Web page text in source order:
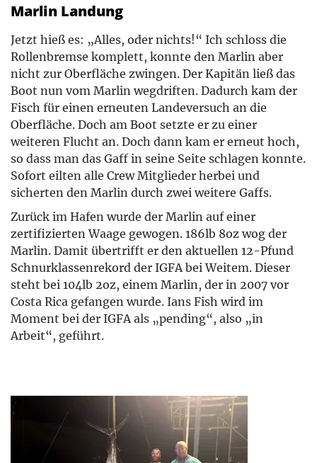
Marlin Landung
Jetzt hieß es: „Alles, oder nichts!“ Ich schloss die
Rollenbremse komplett, konnte den Marlin aber
nicht zur Oberfläche zwingen. Der Kapitän ließ das
Boot nun vom Marlin wegdriften. Dadurch kam der
Fisch für einen erneuten Landeversuch an die
Oberfläche. Doch am Boot setzte er zu einer
weiteren Flucht an. Doch dann kam er erneut hoch,
so dass man das Gaff in seine Seite schlagen konnte.
Sofort eilten alle Crew Mitglieder herbei und
sicherten den Marlin durch zwei weitere Gaffs.
Zurück im Hafen wurde der Marlin auf einer
zertifizierten Waage gewogen. 186lb 8oz wog der
Marlin. Damit übertrifft er den aktuellen 12-Pfund
Schnurklassenrekord der IGFA bei Weitem. Dieser
steht bei 104lb 2oz, einem Marlin, der in 2007 vor
Costa Rica gefangen wurde. Ians Fish wird im
Moment bei der IGFA als „pending“, also „in
Arbeit“, geführt.